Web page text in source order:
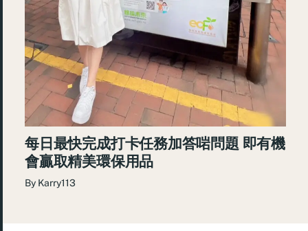
每日最快完成打卡任務加答啱問題 即有機
會贏取精美環保用品
By Karry113